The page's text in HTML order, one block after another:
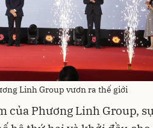
Linh Group vươn ra thế giới
của Phương Linh Group,